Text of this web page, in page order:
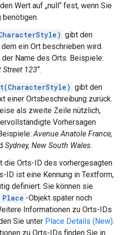
Wert auf „null“ fest, wenn Sie
benötigen.
gibt den
ein Ort beschrieben wird.
Name des Orts. Beispiele:
Street 123“.
gibt den
einer Ortsbeschreibung zurück.
als zweite Zeile nützlich,
Vorhersagen
Avenue Anatole France,
Sydney, New South Wales.
die Orts-ID des vorhergesagten
ID ist eine Kennung in Textform,
definiert. Sie können sie
Place -Objekt später noch
Informationen zu Orts-IDs
Sie unter Place Details (New).
zu Orts-IDs finden Sie in